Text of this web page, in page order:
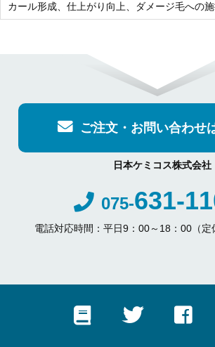
カール形成、仕上がり向上、ダメージ毛への
ご注文・お問い合わせ
日本ケミコス株式会社
075-631-
電話対応時間：平日9：00～18：00（定